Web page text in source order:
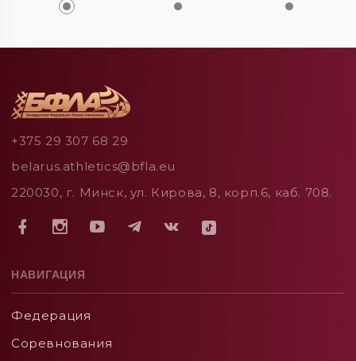
+375 29 307 68 29
belarus.athletics@bfla.eu
220030, г. Минск, ул. Кирова, 8, корп.6, каб. 708.
НАВИГАЦИЯ
Федерация
Соревнования